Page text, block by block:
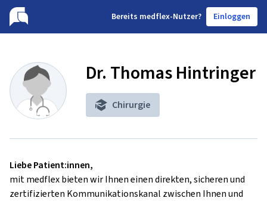
Bereits medflex-Nutzer? Einloggen
Dr. Thomas Hintringer
Chirurgie
Liebe Patient:innen,
mit medflex bieten wir Ihnen einen direkten, sicheren und
zertifizierten Kommunikationskanal zwischen Ihnen und